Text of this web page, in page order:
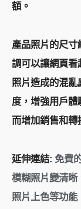
額。
產品照片的尺
調可以讓網頁看
照片造成的混
度，增強用戶
而增加銷售和轉
延伸連結: 免費
模糊照片變清晰
照片上色等功能